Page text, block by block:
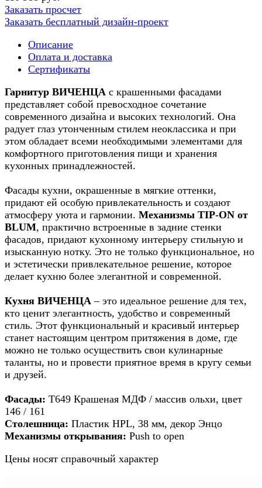
Заказать просчет
Заказать бесплатный дизайн-проект
Описание
Оплата и доставка
Сертификаты
Гарнитур ВИЧЕНЦА с крашенными фасадами
представляет собой превосходное сочетание
современного дизайна и высоких технологий. Она
радует глаз утонченным стилем неоклассика и при
этом обладает всеми необходимыми элементами для
комфортного приготовления пищи и хранения
кухонных принадлежностей.
Фасады кухни, окрашенные в мягкие оттенки,
придают ей особую привлекательность и создают
атмосферу уюта и гармонии. Механизмы TIP-ON от
BLUM, практично встроенные в задние стенки
фасадов, придают кухонному интерьеру стильную и
изысканную нотку. Это не только функциональное, но
и эстетически привлекательное решение, которое
делает кухню более элегантной и современной.
Кухня ВИЧЕНЦА – это идеальное решение для тех,
кто ценит элегантность, удобство и современный
стиль. Этот функциональный и красивый интерьер
станет настоящим центром притяжения в доме, где
можно не только осуществить свои кулинарные
таланты, но и провести приятное время в кругу семьи
и друзей.
Фасады: Т649 Крашеная МДФ / массив ольхи, цвет
146 / 161
Столешница: Пластик HPL, 38 мм, декор Энцо
Механизмы открывания: Push to open
Цены носят справочный характер